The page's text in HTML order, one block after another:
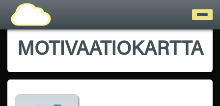
MOTIVAATIOKARTTA